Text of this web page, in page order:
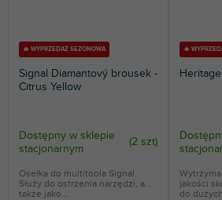
🔥 WYPRZEDAŻ SEZONOWA
Signal Diamantový brousek -
Citrus Yellow
Dostępny w sklepie
stacjonarnym
(2 szt)
Osełka do multitoola Signal.
Służy do ostrzenia narzędzi, a
także jako...
🔥
jakości
do